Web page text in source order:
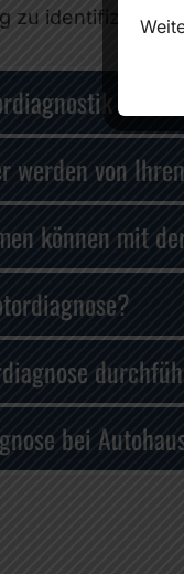
zu identifizieren
bei
werden von
können mit
bei